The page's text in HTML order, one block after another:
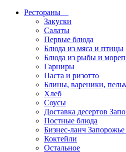
Рестораны
Закуски
Салаты
Первые блюда
Блюда из мяса и птицы
Блюда из рыбы и
Гарниры
Паста и ризотто
Блины, вареники,
Хлеб
Соусы
Доставка десертов
Постные блюда
Бизнес-ланч
Коктейли
Остальное